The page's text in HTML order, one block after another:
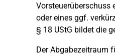
Vorsteuerüberschuss
oder eines ggf.
§ 18 UStG bildet die
Der Abgabezeitraum